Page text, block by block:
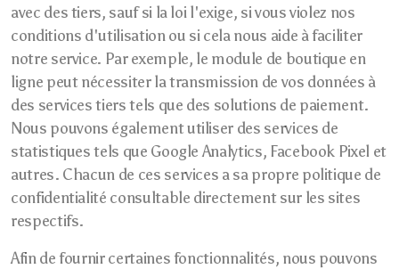
avec des tiers, sauf si la loi l'exige, si vous violez nos
conditions d'utilisation ou si cela nous aide à faciliter
notre service. Par exemple, le module de boutique en
ligne peut nécessiter la transmission de vos données à
des services tiers tels que des solutions de paiement.
Nous pouvons également utiliser des services de
statistiques tels que Google Analytics, Facebook Pixel et
autres. Chacun de ces services a sa propre politique de
confidentialité consultable directement sur les sites
respectifs.
Afin de fournir certaines fonctionnalités, nous pouvons